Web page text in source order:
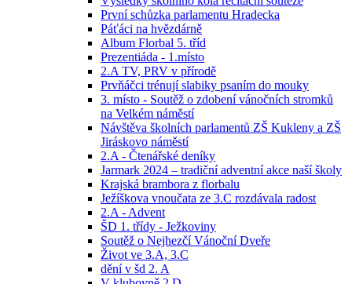
První schůzka parlamentu Hradecka
Páťáci na hvězdárně
Album Florbal 5. tříd
Prezentiáda - 1.místo
2.A TV, PRV v přírodě
Prvňáčci trénují slabiky psaním do mouky
3. místo - Soutěž o zdobení vánočních stromků
na Velkém náměstí
Návštěva školních parlamentů ZŠ Kukleny a ZŠ
Jiráskovo náměstí
2.A - Čtenářské deníky
Jarmark 2024 – tradiční adventní akce naší školy
Krajská brambora z florbalu
Ježíškova vnoučata ze 3.C rozdávala radost
2.A - Advent
ŠD 1. třídy - Ježkoviny
Soutěž o Nejhezčí Vánoční Dveře
Život ve 3.A, 3.C
dění v šd 2. A